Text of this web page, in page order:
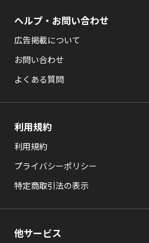
ヘルプ・お問い合わせ
広告掲載について
お問い合わせ
よくある質問
利用規約
利用規約
プライバシーポリシー
特定商取引法の表示
他サービス